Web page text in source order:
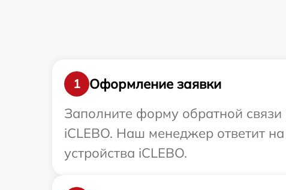
1
Оформление заявки
Заполните форму обратной
iCLEBO. Наш менеджер ответит
устройства iCLEBO.